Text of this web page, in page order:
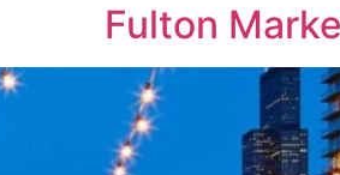
Fulton